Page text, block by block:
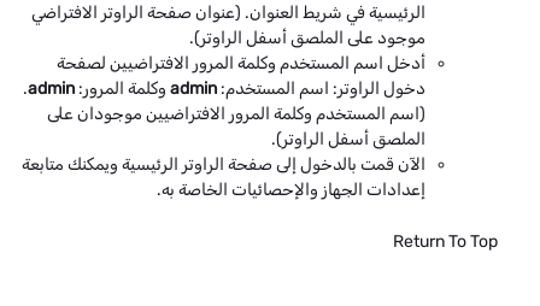
الرئيسية في شريط العنوان. (عنوان صفحة الراوتر الافتراضي
موجود على الملصق أسفل الراوتر).
أدخل اسم المستخدم وكلمة المرور الافتراضيين لصفحة
دخول الراوتر: اسم المستخدم: admin وكلمة المرور: admin
.
(اسم المستخدم وكلمة المرور الافتراضيين موجودان على
الملصق أسفل الراوتر).
الآن قمت بالدخول إلى صفحة الراوتر الرئيسية ويمكنك متابعة
إعدادات الجهاز والإحصائيات الخاصة به.
Return To Top